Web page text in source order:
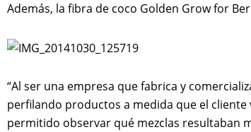
Además, la fibra de coco Golden Grow for
“Al ser una empresa que fabrica y
perfilando productos a medida que el
permitido observar qué mezclas resultaban